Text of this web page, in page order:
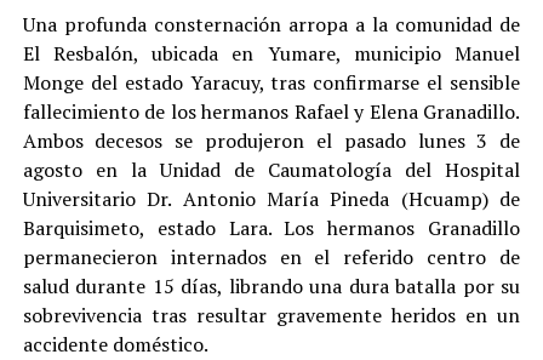
Una profunda consternación arropa a la comunidad de
El Resbalón, ubicada en Yumare, municipio Manuel
Monge del estado Yaracuy, tras confirmarse el sensible
fallecimiento de los hermanos Rafael y Elena Granadillo.
Ambos decesos se produjeron el pasado lunes 3 de
agosto en la Unidad de Caumatología del Hospital
Universitario Dr. Antonio María Pineda (Hcuamp) de
Barquisimeto, estado Lara. Los hermanos Granadillo
permanecieron internados en el referido centro de
salud durante 15 días, librando una dura batalla por su
sobrevivencia tras resultar gravemente heridos en un
accidente doméstico.